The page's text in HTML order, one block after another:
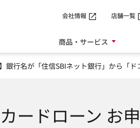
商品・サービス
会社情報 店舗一覧
】銀行名が「住信SBIネット銀行」から「
カードローン お